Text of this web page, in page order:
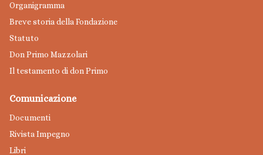
Organigramma
Breve storia della Fondazione
Statuto
Don Primo Mazzolari
Il testamento di don Primo
Comunicazione
Documenti
Rivista Impegno
Libri